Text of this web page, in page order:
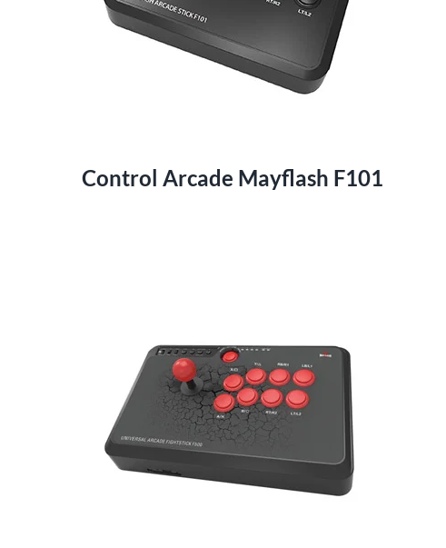
Control Arcade Mayflash F101